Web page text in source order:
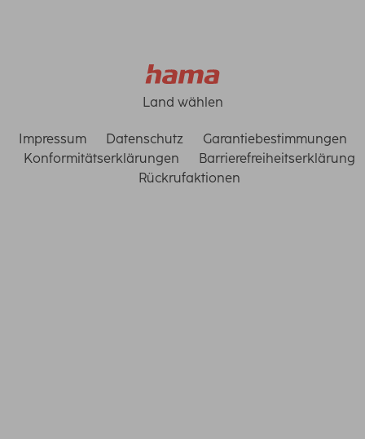
Land wählen
Impressum Datenschutz
Garantiebestimmungen
Konformitätserklärungen
Barrierefreiheitserklärung
Rückrufaktionen